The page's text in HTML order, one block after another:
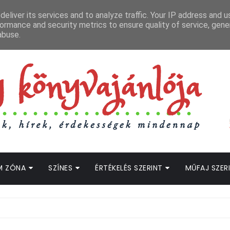
ZÓNA SZÍNES ÉRTÉKELÉS SZERINT MŰFAJ
its services and to analyze traffic. Your IP address and
and security metrics to ensure quality of service,